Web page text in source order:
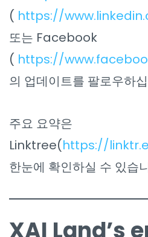
( https://
또는 Facebook
( https://
의 업데이트를 팔로우하
주요 요약은
Linktree(https://
한눈에 확인하실 수 있습
XAI Land’s